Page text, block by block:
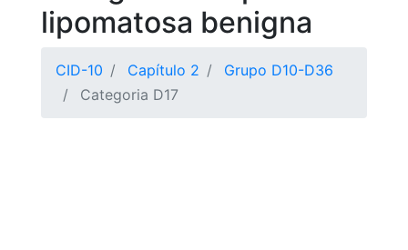
lipomatosa benigna
CID-10 Capítulo 2
Grupo D10-D36
Categoria D17